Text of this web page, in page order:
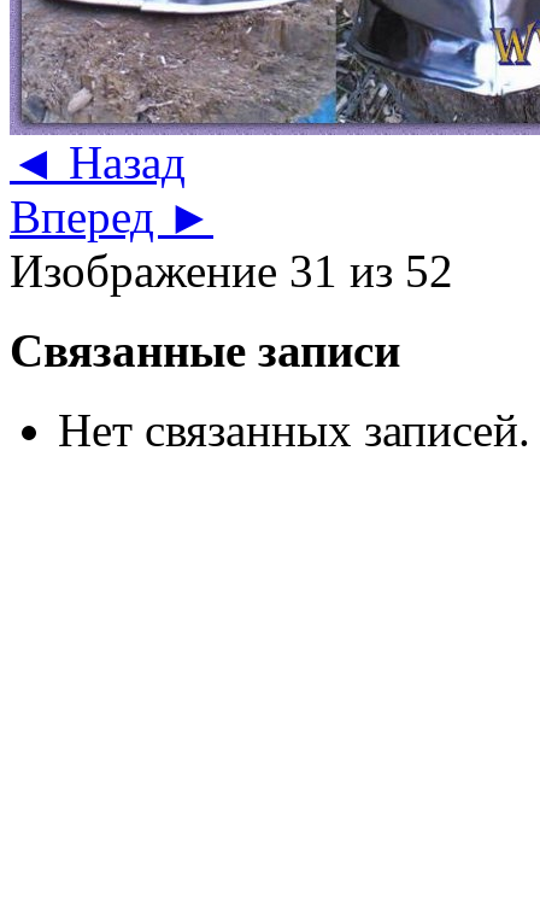
◄ Назад
Вперед ►
Изображение 31 из 52
Связанные записи
Нет связанных записей.